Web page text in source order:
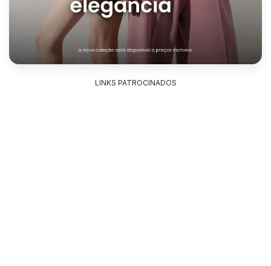
LINKS PATROCINADOS